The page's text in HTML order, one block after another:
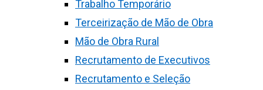
Trabalho Temporário
Terceirização de Mão de Obra
Mão de Obra Rural
Recrutamento de Executivos
Recrutamento e Seleção